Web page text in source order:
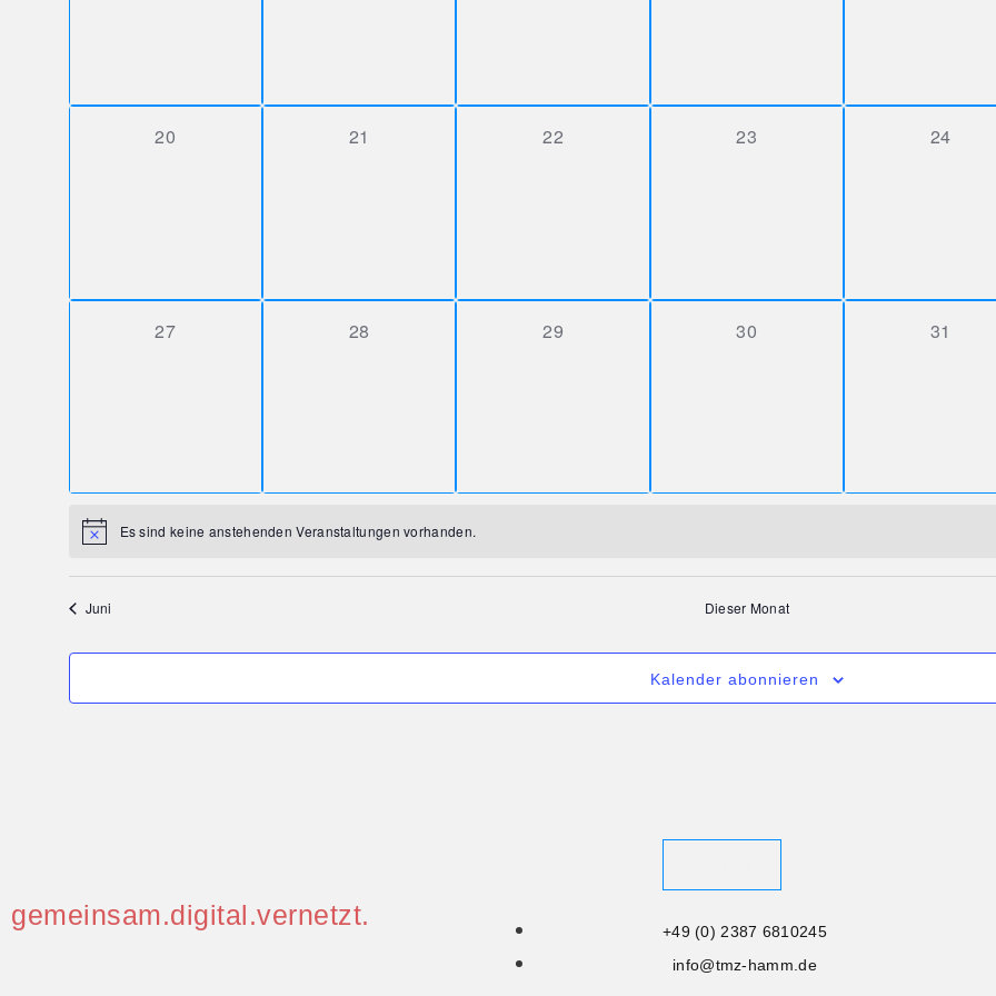
0 Veranstaltungen,
20 0 Veranstaltungen,
21 0 Veranstaltungen,
22 0 Veranstaltungen,
23 0
24
0 Veranstaltungen,
27 0 Veranstaltungen,
28 0 Veranstaltungen,
29 0 Veranstaltungen,
30 0
31
Es sind keine anstehenden Veranstaltungen vorhanden.
Juni Dieser Monat
Kalender abonnieren
gemeinsam.digital.vernetzt.
+49 (0) 2387 6810245
info@tmz-hamm.de